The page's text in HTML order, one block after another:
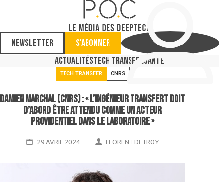
Newsletter
S'abonner
ActualitésTech TransferSanté
TECH TRANSFER CNRS
Damien Marchal (CNRS) : « L’ingénieur transfert doit
d’abord être attendu comme un acteur
providentiel dans le laboratoire »
29 AVRIL 2024 FLORENT DETROY